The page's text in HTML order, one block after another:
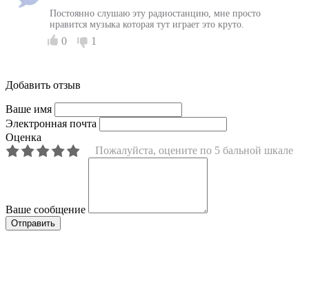
Постоянно слушаю эту радиостанцию, мне просто
нравится музыка которая тут играет это круто.
0 1
Добавить отзыв
Ваше имя
Электронная почта
Оценка
Пожалуйста, оцените по 5 бальной шкале
Ваше сообщение